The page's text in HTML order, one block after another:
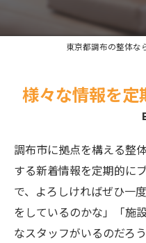
東京都調布の整体な
様々な情報を定
調布市に拠点を構える整
する新着情報を定期的に
で、よろしければぜひ一
をしているのかな」「施
なスタッフがいるのだろ